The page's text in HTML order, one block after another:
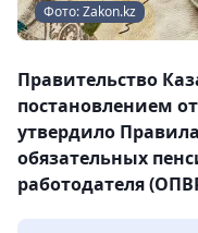
Фото: Zakon.kz
Правительство
постановлением
утвердило
обязательных
работодателя